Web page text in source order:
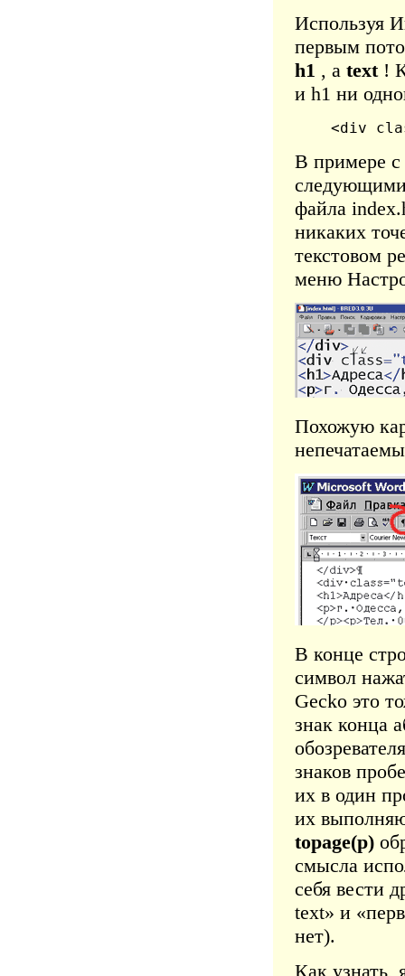
Используя
первым
h1 , а text!
и h1 ни
<div
В примере
следующими
файла
никаких
текстовом
меню
Похожую
В конце
символ
Gecko это
знак конца
знаков
их в один
их
topage(p)
смысла
себя вести
text» и
нет).
Как узнать,